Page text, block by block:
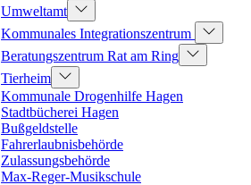
Umweltamt
Kommunales Integrationszentrum
Beratungszentrum Rat am Ring
Tierheim
Kommunale Drogenhilfe Hagen
Stadtbücherei Hagen
Bußgeldstelle
Fahrerlaubnisbehörde
Zulassungsbehörde
Max-Reger-Musikschule